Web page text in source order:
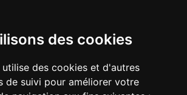
des cookies
utilise des cookies et d'autres
de suivi pour améliorer votre